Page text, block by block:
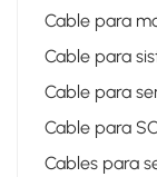
Cable para
Cable para
Cable para
Cable para
Cables para